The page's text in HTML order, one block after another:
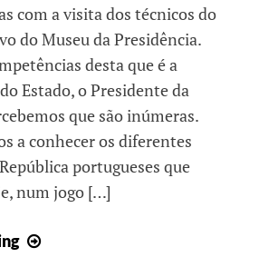
com a visita dos técnicos do
do Museu da Presidência.
desta que é a
Estado, o Presidente da
que são inúmeras.
a conhecer os diferentes
portugueses que
num jogo […]